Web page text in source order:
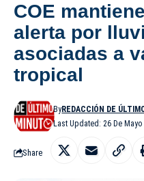
COE
alerta por
asociadas a
tropical
Last Updated: 26 De Mayo
ByREDACCIÓN DE
Share